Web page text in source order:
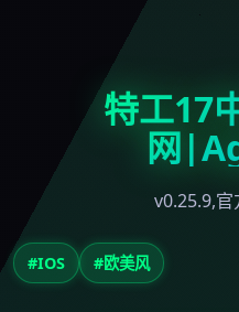
特工17
网
v0.25.9,
#IOS #欧美风